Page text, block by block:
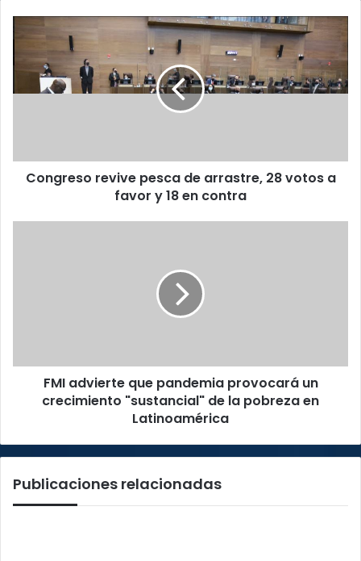
Congreso
revive
pesca
de
arrastre,
favor
Congreso revive pesca de arrastre, 28 votos a
favor y 18 en contra
de
pobreza
FMI advierte que pandemia provocará un
crecimiento "sustancial" de la pobreza en
Latinoamérica
Publicaciones relacionadas